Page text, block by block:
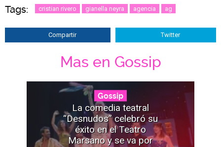
Tags: cristian rivero gianella neyra agencia ag
Compartir Twitter
Mas en Gossip
Gossip
La comedia teatral
“Desnudos” celebró su
éxito en el Teatro
Marsano y se va por